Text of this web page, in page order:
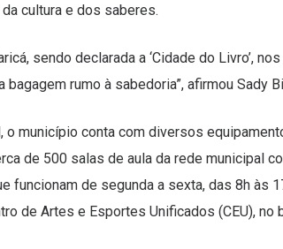
cultura e dos saberes.
sendo declarada a ‘Cidade do Livro’,
rumo à sabedoria”, afirmou Sady
o município conta com diversos
de 500 salas de aula da rede municipal
funcionam de segunda a sexta, das 8h
de Artes e Esportes Unificados (CEU),